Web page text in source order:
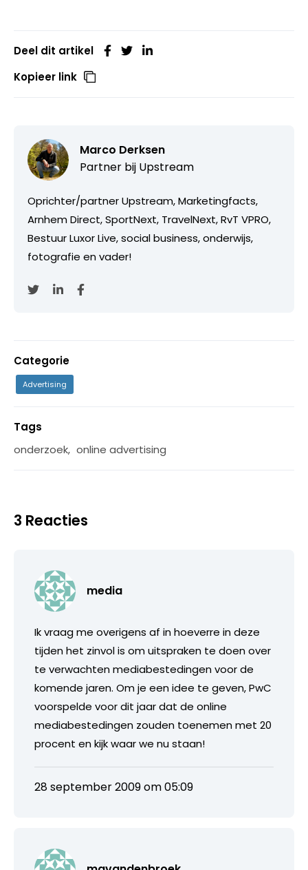
Deel dit artikel
Kopieer link
Marco Derksen
Partner bij Upstream
Oprichter/partner Upstream, Marketingfacts,
Arnhem Direct, SportNext, TravelNext, RvT VPRO,
Bestuur Luxor Live, social business, onderwijs,
fotografie en vader!
Categorie
Advertising
Tags
onderzoek, online advertising
3 Reacties
media
Ik vraag me overigens af in hoeverre in deze
tijden het zinvol is om uitspraken te doen over
te verwachten mediabestedingen voor de
komende jaren. Om je een idee te geven, PwC
voorspelde voor dit jaar dat de online
mediabestedingen zouden toenemen met 20
procent en kijk waar we nu staan!
28 september 2009 om 05:09